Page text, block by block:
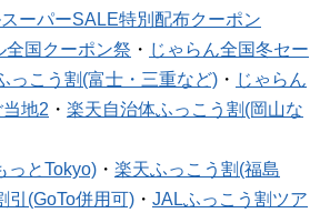
ーパーSALE特別配布クーポン
全国クーポン祭 ・ じゃらん全国冬セー
っこう割(富士・三重など) ・ じゃらん
当地2 ・ 楽天自治体ふっこう割(岡山な
っとTokyo) ・ 楽天ふっこう割(福島
引(GoTo併用可) ・ JALふっこう割ツア